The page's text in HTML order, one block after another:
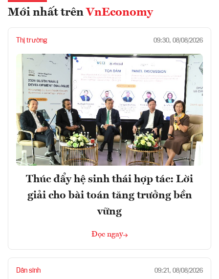
Mới nhất trên VnEconomy
Thị trường 09:30, 08/08/2026
Thúc đẩy hệ sinh thái hợp tác: Lời
giải cho bài toán tăng trưởng bền
vững
Đọc ngay
Dân sinh 09:21, 08/08/2026